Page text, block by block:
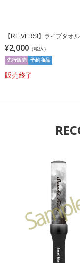
【RE;VERSI】ライブタオル
¥2,000 （税込）
先行販売 予約商品
販売終了